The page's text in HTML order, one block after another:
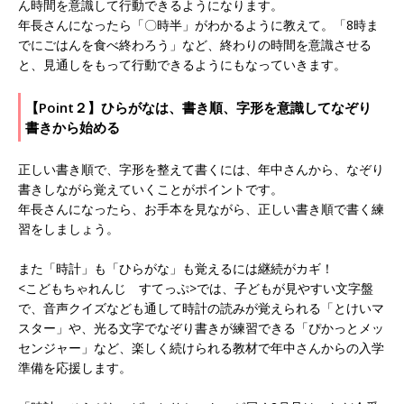
ん時間を意識して行動できるようになります。
年長さんになったら「〇時半」がわかるように教えて。「8時ま
でにごはんを食べ終わろう」など、終わりの時間を意識させる
と、見通しをもって行動できるようにもなっていきます。
【Point２】ひらがなは、書き順、字形を意識してなぞり
書きから始める
正しい書き順で、字形を整えて書くには、年中さんから、なぞり
書きしながら覚えていくことがポイントです。
年長さんになったら、お手本を見ながら、正しい書き順で書く練
習をしましょう。
また「時計」も「ひらがな」も覚えるには継続がカギ！
<こどもちゃれんじ すてっぷ>では、子どもが見やすい文字盤
で、音声クイズなども通して時計の読みが覚えられる「とけいマ
スター」や、光る文字でなぞり書きが練習できる「ぴかっとメッ
センジャー」など、楽しく続けられる教材で年中さんからの入学
準備を応援します。